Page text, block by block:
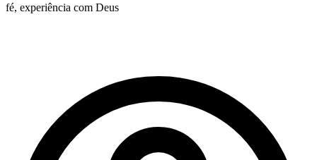
fé, experiência com Deus